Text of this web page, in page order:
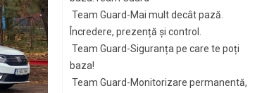
Team Guard-Mai mult decât pază.
Încredere, prezență și control.
Team Guard-Siguranța pe care te poți
baza!
Team Guard-Monitorizare permanentă,